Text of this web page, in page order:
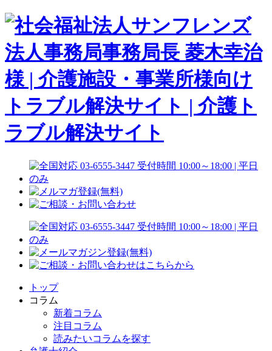
トップ
コラム
新着コラム
注目コラム
読みたいコラムを探す